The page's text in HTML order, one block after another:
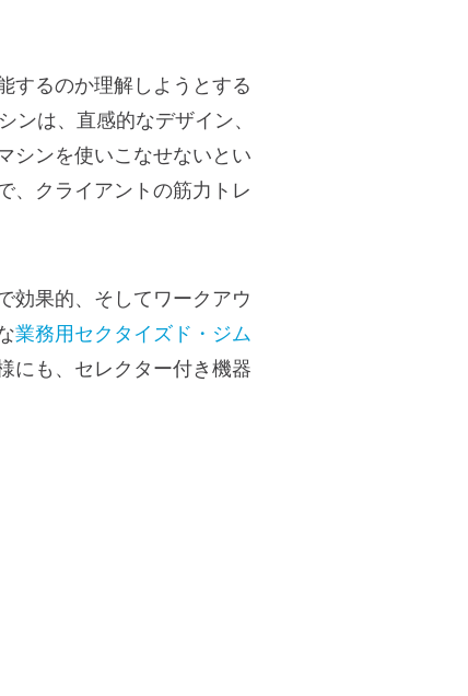
するのか理解しようとする
は、直感的なデザイン、
シンを使いこなせないとい
、クライアントの筋力トレ
効果的、そしてワークアウ
業務用セクタイズド・ジム
にも、セレクター付き機器